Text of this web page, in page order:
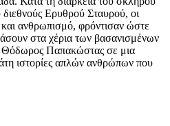
Ερυθρού Σταυρού, οι
ανθρωπισμό, φρόντισαν ώστε
στα χέρια των βασανισμένων
Παπακώστας σε μια
ιστορίες απλών ανθρώπων που